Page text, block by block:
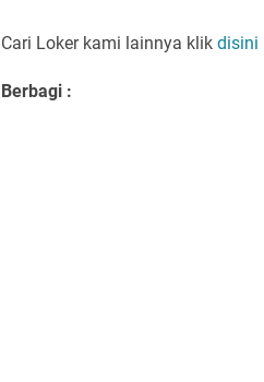
Cari Loker kami lainnya klik disini
Berbagi :